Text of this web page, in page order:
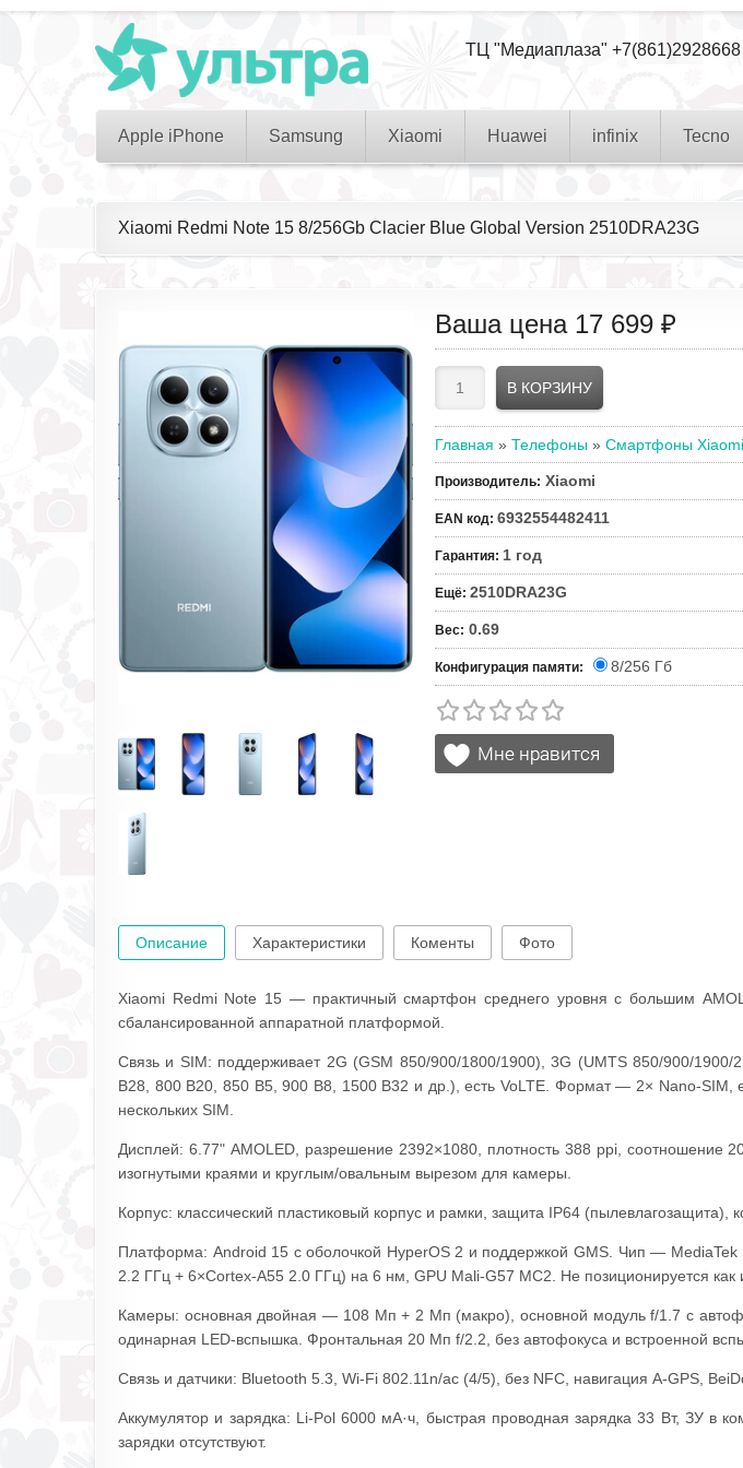
ТЦ "Медиаплаза" +7(861)2928668
Apple iPhone Samsung Xiaomi Huawei infinix Tecno
Xiaomi Redmi Note 15 8/256Gb Clacier Blue Global Version 2510DRA23G
Ваша цена 17 699 ₽
Главная » Телефоны » Смартфоны Xiaomi
Производитель: Xiaomi
EAN код: 6932554482411
Гарантия: 1 год
Ещё: 2510DRA23G
Вес: 0.69
Конфигурация памяти: 8/256 Гб
Описание Характеристики Коменты Фото
Xiaomi Redmi Note 15 — практичный смартфон среднего уровня с большим
сбалансированной аппаратной платформой.
Связь и SIM: поддерживает 2G (GSM 850/900/1800/1900), 3G (UMTS 850/900/
B28, 800 B20, 850 B5, 900 B8, 1500 B32 и др.), есть VoLTE. Формат — 2× Nano-SIM,
нескольких SIM.
Дисплей: 6.77" AMOLED, разрешение 2392×1080, плотность 388 ppi, соотношение
изогнутыми краями и круглым/овальным вырезом для камеры.
Корпус: классический пластиковый корпус и рамки, защита IP64 (пылевлагозащита),
Платформа: Android 15 с оболочкой HyperOS 2 и поддержкой GMS. Чип —
2.2 ГГц + 6×Cortex-A55 2.0 ГГц) на 6 нм, GPU Mali-G57 MC2. Не позиционируется как
Камеры: основная двойная — 108 Мп + 2 Мп (макро), основной модуль f/1.7 с
одинарная LED-вспышка. Фронтальная 20 Мп f/2.2, без автофокуса и встроенной
Связь и датчики: Bluetooth 5.3, Wi‑Fi 802.11n/ac (4/5), без NFC, навигация A-GPS,
Аккумулятор и зарядка: Li‑Pol 6000 мА·ч, быстрая проводная зарядка 33 Вт, ЗУ в
зарядки отсутствуют.